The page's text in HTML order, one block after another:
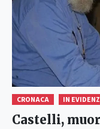
CRONACA IN
Castelli,